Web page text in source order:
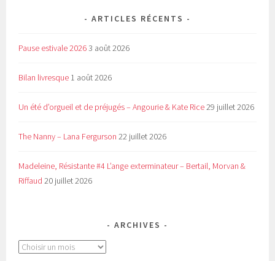
ARTICLES RÉCENTS
Pause estivale 20263 août 2026
Bilan livresque 1 août 2026
Un été d’orgueil et de préjugés – Angourie & Kate Rice29 juillet 2026
The Nanny – Lana Fergurson 22 juillet 2026
Madeleine, Résistante #4 L’ange exterminateur – Bertail, Morvan &
Riffaud 20 juillet 2026
ARCHIVES
Archives